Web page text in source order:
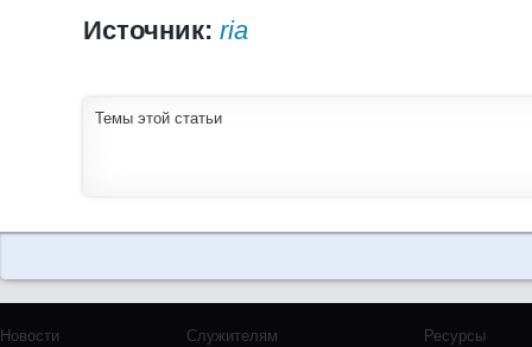
Источник: ria
Темы этой статьи
Новости Служителям Ресурсы